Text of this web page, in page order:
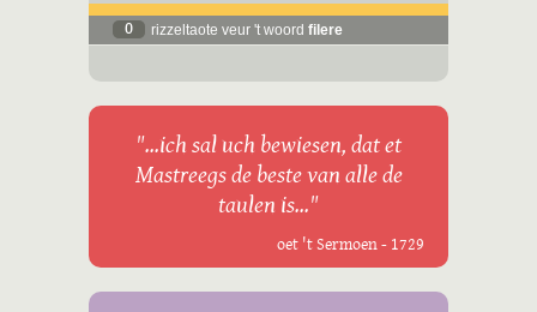
0 rizzeltaote veur 't woord filere
"...ich sal uch bewiesen, dat et
Mastreegs de beste van alle de
taulen is..."
oet 't Sermoen - 1729